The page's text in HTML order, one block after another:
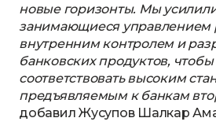
новые горизонты. Мы
занимающиеся управлением
внутренним контролем и
банковских продуктов, чтобы
соответствоватьвысоким
предъявляемым к банкам
добавил Жусупов Шалкар